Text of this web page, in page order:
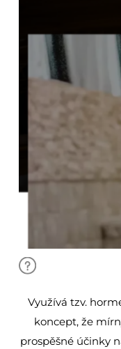
Využívá tzv.
koncept, že
prospěšné účinky